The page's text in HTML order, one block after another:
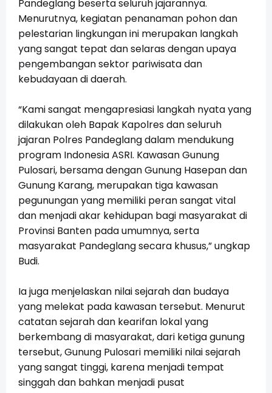
Pandeglang beserta seluruh jajarannya.
Menurutnya, kegiatan penanaman pohon dan
pelestarian lingkungan ini merupakan langkah
yang sangat tepat dan selaras dengan upaya
pengembangan sektor pariwisata dan
kebudayaan di daerah.
“Kami sangat mengapresiasi langkah nyata yang
dilakukan oleh Bapak Kapolres dan seluruh
jajaran Polres Pandeglang dalam mendukung
program Indonesia ASRI. Kawasan Gunung
Pulosari, bersama dengan Gunung Hasepan dan
Gunung Karang, merupakan tiga kawasan
pegunungan yang memiliki peran sangat vital
dan menjadi akar kehidupan bagi masyarakat di
Provinsi Banten pada umumnya, serta
masyarakat Pandeglang secara khusus,” ungkap
Budi.
Ia juga menjelaskan nilai sejarah dan budaya
yang melekat pada kawasan tersebut. Menurut
catatan sejarah dan kearifan lokal yang
berkembang di masyarakat, dari ketiga gunung
tersebut, Gunung Pulosari memiliki nilai sejarah
yang sangat tinggi, karena menjadi tempat
singgah dan bahkan menjadi pusat